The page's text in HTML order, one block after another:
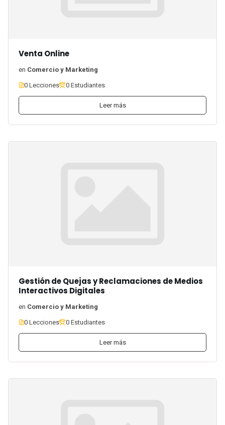
Venta Online
en Comercio y Marketing
0 Lecciones 0 Estudiantes
Leer más
Gestión de Quejas y Reclamaciones de Medios
Interactivos Digitales
en Comercio y Marketing
0 Lecciones 0 Estudiantes
Leer más